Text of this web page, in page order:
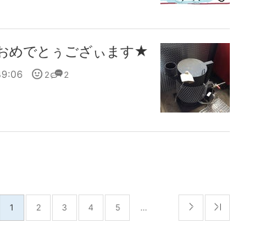
めでとぅござぃます★
2 2
1 2 3 4 5 …